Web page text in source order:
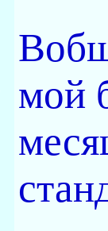
мой